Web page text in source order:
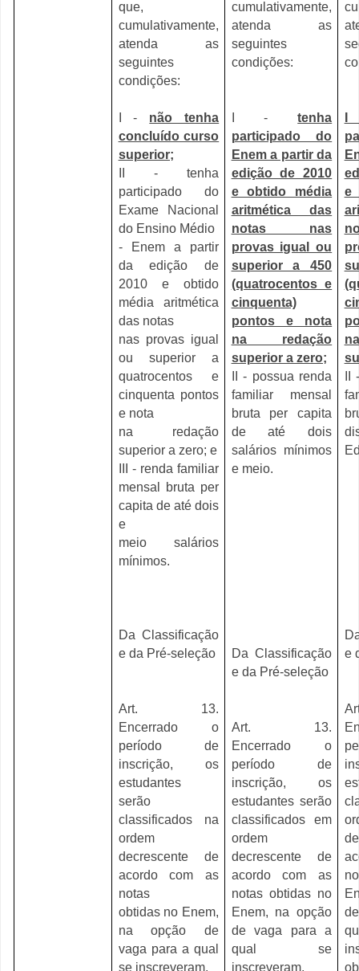
que,
cumulativamente,
atenda as
seguintes
condições:
I - não tenha
concluído curso
superior;
II - tenha
participado do
Exame Nacional
do Ensino Médio
- Enem a partir
da edição de
2010 e obtido
média aritmética
das notas
nas provas igual
ou superior a
quatrocentos e
cinquenta pontos
e nota
na redação
superior a zero; e
III - renda familiar
mensal bruta per
capita de até dois
e
meio salários
mínimos.
Da Classificação
e da Pré-seleção
Art. 13.
Encerrado o
período de
inscrição, os
estudantes
serão
classificados na
ordem
decrescente de
acordo com as
notas
obtidas no Enem,
na opção de
vaga para a qual
se inscreveram.
cumulativamente,
atenda as
seguintes
condições:
I -tenha
participado do
Enem a partir da
edição de 2010
e obtido média
aritmética das
notas nas
provas igual ou
superior a 450
(quatrocentos e
cinquenta)
pontos e nota
na redação
superior a zero;
II - possua renda
familiar mensal
bruta per capita
de até dois
salários mínimos
e meio.
Da Classificação
e da Pré-seleção
Art. 13.
Encerrado o
período de
inscrição, os
estudantes serão
classificados em
ordem
decrescente de
acordo com as
notas obtidas no
Enem, na opção
de vaga para a
qual se
inscreveram,
e
e